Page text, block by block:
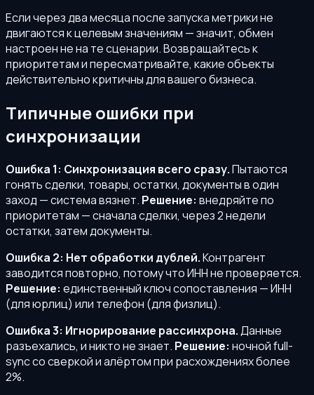
Если через два месяца после запуска метрики не
двигаются к целевым значениям — значит, обмен
настроен не на те сценарии. Возвращайтесь к
приоритетам и пересматривайте, какие объекты
действительно критичны для вашего бизнеса.
Типичные ошибки при
синхронизации
Ошибка 1: Синхронизация всего сразу.Пытаются
гонять сделки, товары, остатки, документы в один
заход — система вязнет. Решение: внедряйте по
приоритетам — сначала сделки, через 2 недели
остатки, затем документы.
Ошибка 2: Нет обработки дублей.Контрагент
заводится повторно, потому что ИНН не проверяется.
Решение: единственный ключ сопоставления — ИНН
(для юрлиц) или телефон (для физлиц).
Ошибка 3: Игнорирование рассинхрона.Данные
разъехались, и никто не знает. Решение: ночной full-
sync со сверкой и алёртом при расхождениях более
2%.